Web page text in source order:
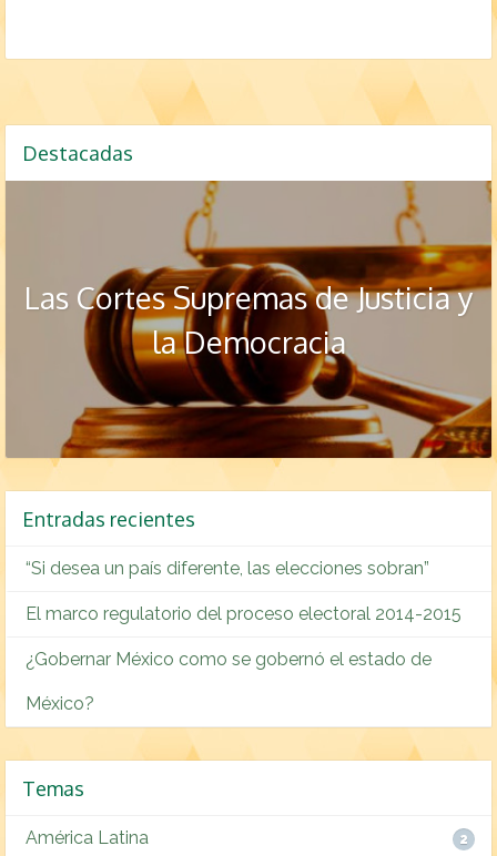
Destacadas
Las Cortes Supremas de Justicia y
la Democracia
Entradas recientes
“Si desea un país diferente, las elecciones sobran”
El marco regulatorio del proceso electoral 2014-2015
¿Gobernar México como se gobernó el estado de
México?
Temas
América Latina 2